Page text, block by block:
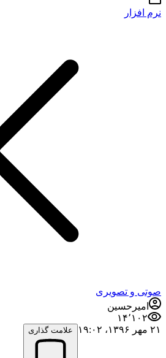
نرم افزار
صوتی و تصویری
امیرحسین
۱۴٬۱۰۲
۲۱ مهر ۱۳۹۶،‏ ۱۹:۰۲
علامت گذاری